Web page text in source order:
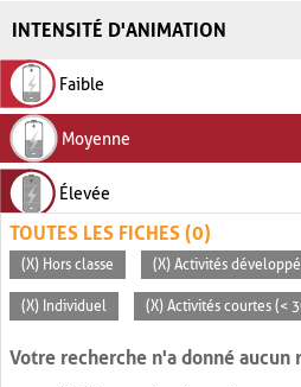
INTENSITÉ D'ANIMATION
Faible
Moyenne
Élevée
TOUTES LES FICHES (0)
(X) Hors classe (X) Activités
(X) Individuel (X) Activités courtes (<
Votre recherche n'a donné aucun